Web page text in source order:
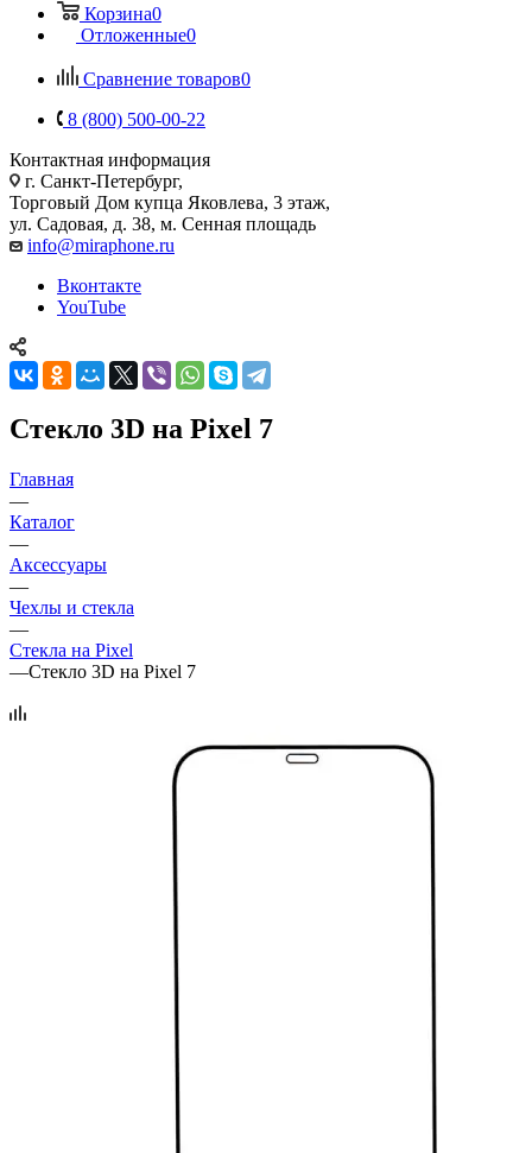
Корзина0
Отложенные0
Сравнение товаров0
8 (800) 500-00-22
Контактная информация
г. Санкт-Петербург,
Торговый Дом купца Яковлева, 3 этаж,
ул. Садовая, д. 38, м. Сенная площадь
info@miraphone.ru
Вконтакте
YouTube
Стекло 3D на Pixel 7
Главная
—
Каталог
—
Аксессуары
—
Чехлы и стекла
—
Стекла на Pixel
—Стекло 3D на Pixel 7